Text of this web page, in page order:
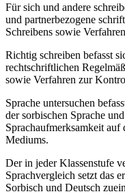
Für sich und andere
und partnerbezogene
Schreibens sowie
Richtig schreiben befasst
rechtschriftlichen
sowie Verfahren zur
Sprache untersuchen
der sorbischen Sprache
Sprachaufmerksamkeit auf
Mediums.
Der in jeder Klassenstufe
Sprachvergleich setzt das
Sorbisch und Deutsch